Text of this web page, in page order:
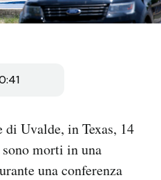
di Uvalde, in Texas, 14
morti in una
una conferenza